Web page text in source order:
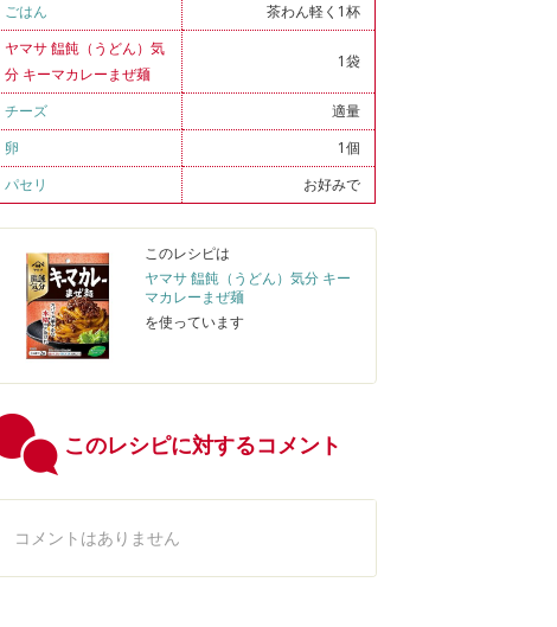
ごはん
茶わん軽く1杯
ヤマサ 饂飩（うどん）気
分 キーマカレーまぜ麺
1袋
チーズ
適量
卵
1個
パセリ
お好みで
このレシピは
ヤマサ 饂飩（うどん）気分 キー
マカレーまぜ麺
を使っています
このレシピに対するコメント
コメントはありません